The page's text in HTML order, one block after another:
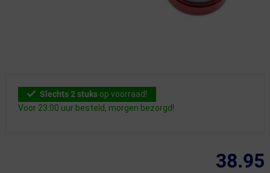
Slechts 2 stuks op voorraad!
Voor 23:00 uur besteld, morgen bezorgd!
38.95